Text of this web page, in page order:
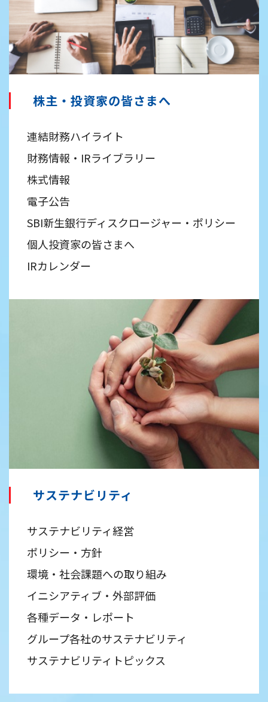
株主・投資家の皆さまへ
連結財務ハイライト
財務情報・IRライブラリー
株式情報
電子公告
SBI新生銀行ディスクロージャー・ポリシー
個人投資家の皆さまへ
IRカレンダー
サステナビリティ
サステナビリティ経営
ポリシー・方針
環境・社会課題への取り組み
イニシアティブ・外部評価
各種データ・レポート
グループ各社のサステナビリティ
サステナビリティトピックス